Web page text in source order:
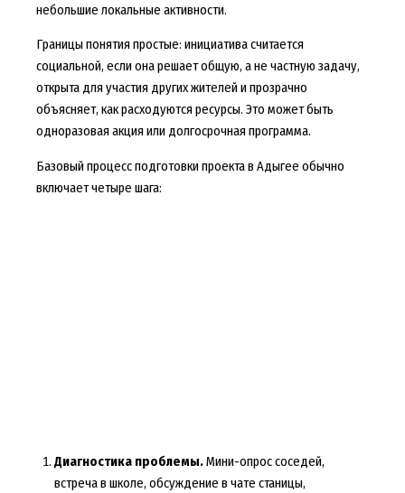
небольшие локальные активности.
Границы понятия простые: инициатива считается
социальной, если она решает общую, а не частную задачу,
открыта для участия других жителей и прозрачно
объясняет, как расходуются ресурсы. Это может быть
одноразовая акция или долгосрочная программа.
Базовый процесс подготовки проекта в Адыгее обычно
включает четыре шага:
Диагностика проблемы.Мини-опрос соседей,
встреча в школе, обсуждение в чате станицы,